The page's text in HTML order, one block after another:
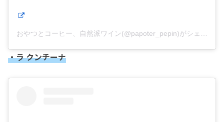
・ラ クンチーナ